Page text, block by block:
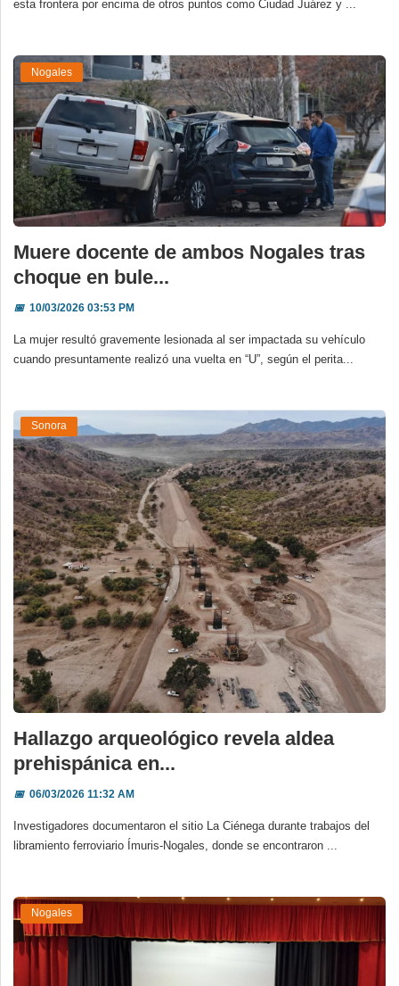
esta frontera por encima de otros puntos como Ciudad Juárez y ...
Nogales
Muere docente de ambos Nogales tras
choque en bule...
📅10/03/2026 03:53 PM
La mujer resultó gravemente lesionada al ser impactada su vehículo
cuando presuntamente realizó una vuelta en “U”, según el perita...
Sonora
Hallazgo arqueológico revela aldea
prehispánica en...
📅06/03/2026 11:32 AM
Investigadores documentaron el sitio La Ciénega durante trabajos del
libramiento ferroviario Ímuris-Nogales, donde se encontraron ...
Nogales